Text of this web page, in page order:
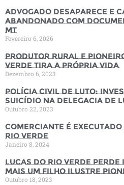
Advogado desaparece e
abandonado com
MT
Fevereiro 6, 2026
Produtor rural e pioneiro
Verde tira a própria vida
Dezembro 6, 2023
Polícia Civil de luto:
suicídio na Delegacia de
Outubro 22, 2023
Comerciante é
Rio Verde
Janeiro 8, 2024
Lucas do Rio Verde perde
mais um filho ilustre
Outubro 18, 2023